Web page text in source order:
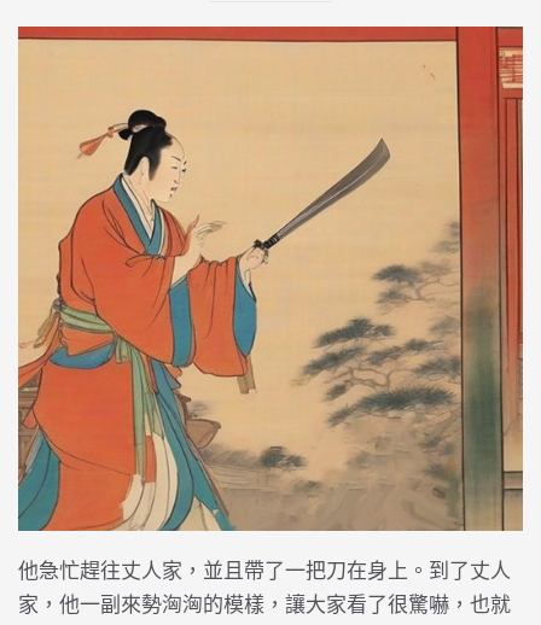
他急忙趕往丈人家，並且帶了一把刀在身上。到了丈人
家，他一副來勢洶洶的模樣，讓大家看了很驚嚇，也就